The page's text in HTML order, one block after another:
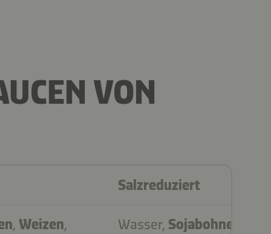
VON
Salzreduziert
, Weizen, Wasser, Sojabohnen